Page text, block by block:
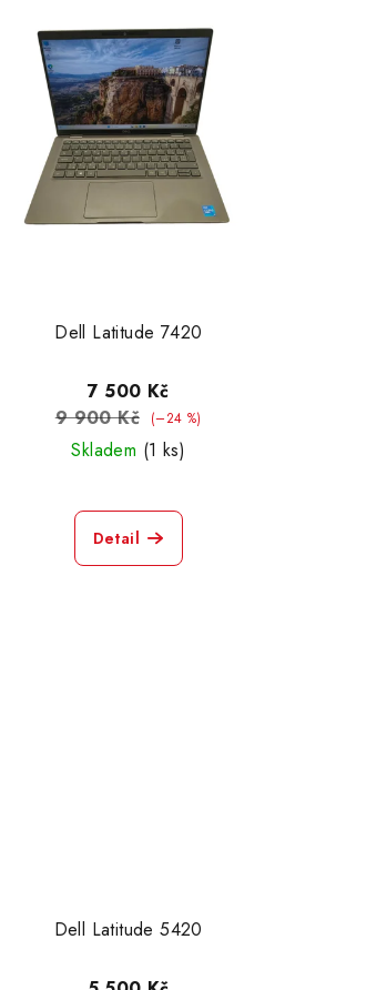
Dell Latitude 7420
7 500 Kč
9 900 Kč
(–24 %)
Skladem (1 ks)
Detail
Dell Latitude 5420